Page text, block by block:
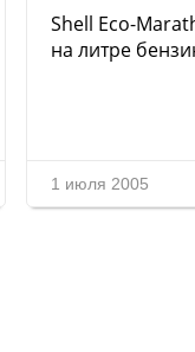
Shell Eco-
на литре
1 июля 2005